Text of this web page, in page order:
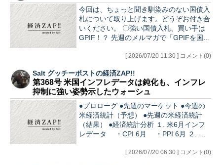
す！ ＊＊＊＊＊＊＊＊＊＊＊ スナック峯村のご報告！ ＊＊＊＊
＊＊＊＊＊＊＊ まずは峯村さんの乾杯の挨拶からスタート。台
風が直撃…
今回は、ちょっと聞き馴染みのない国債入
札について取り上げます。どうぞお付き合
いください。 〇強い国債入札、買い手は
GPIF！？ 先週のメルマガで「GPIFを国債
続くだろう」と指摘したが、その懸念は早
367号 骨太ショックによる円金利上昇を
GPIFが火消し！？（7/13） 先週14日に実
施された20年国債（第197回、表面利率
3.7%）の入札結果を巡り、市場では
「GPIFが買ったのではないか」との観測
が一気に広がった。…
[ 2026/07/20 11:30 ] コメント(0)
Salt グッチーポストの経済ZAP!!
第368号 米国インフレデータは鈍化も、インフレ
抑制に強い姿勢示したウォーシュ
●プロローグ ●先週のマーケット ●今週の
米経済統計（予想） ●先週の米経済統計
（結果） ●経済統計分析 １. 米6月インフ
レデータ ・CPI 6月 ・PPI 6月 ２. 米6
注目テーマ 〇ウォーシュの初議会証言 〇
[ 2026/07/20 06:30 ] コメント(0)